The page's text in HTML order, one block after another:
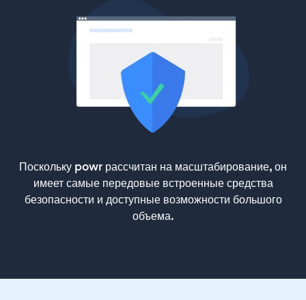
Поскольку powr рассчитан на масштабирование, он
имеет самые передовые встроенные средства
безопасности и доступные возможности большого
объема.